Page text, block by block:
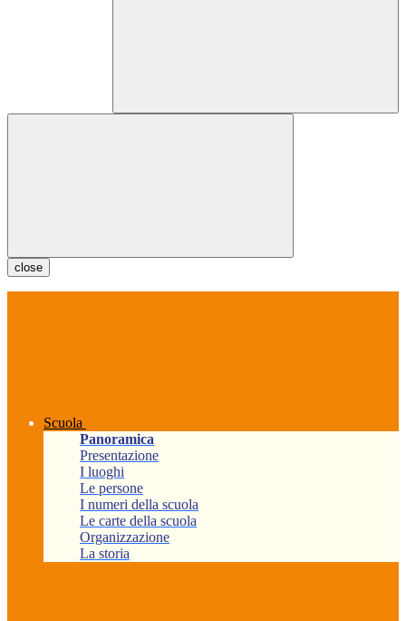
close
Scuola
Panoramica
Presentazione
I luoghi
Le persone
I numeri della scuola
Le carte della scuola
Organizzazione
La storia